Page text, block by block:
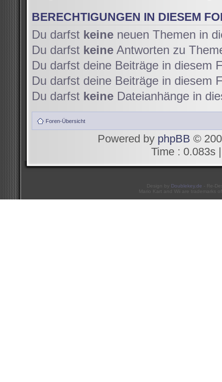
BERECHTIGUNGEN IN DIESEM
Du darfst keine neuen Themen in
Du darfst keine Antworten zu
Du darfst deine Beiträge in diesem
Du darfst deine Beiträge in diesem
Du darfst keine Dateianhänge in
Foren-Übersicht
Powered by phpBB ©
Time : 0.083s
Design by Doublekey.de - Re-
Mario Kart and Wii are trademarks